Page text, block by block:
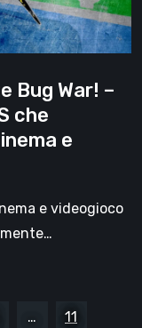
Bug War! –
che
e
e videogioco
…
11